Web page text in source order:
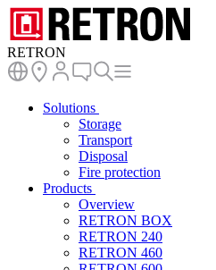
RETRON
Solutions
Storage
Transport
Disposal
Fire protection
Products
Overview
RETRON BOX
RETRON 240
RETRON 460